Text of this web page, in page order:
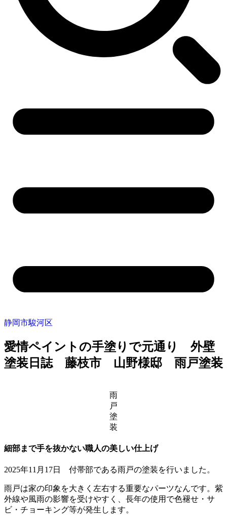
静岡市駿河区
愛情ペイントの手塗りで元通り 外壁
塗装日誌 藤枝市 山野様邸 雨戸塗装
雨
戸
塗
装
細部まで手を抜かない職人の美しい仕上げ
2025年11月17日 付帯部である雨戸の塗装を行いました。
雨戸は家の印象を大きく左右する重要なパーツなんです。紫
外線や風雨の影響を受けやすく、長年の使用で色褪せ・サ
ビ・チョーキング等が発生します。